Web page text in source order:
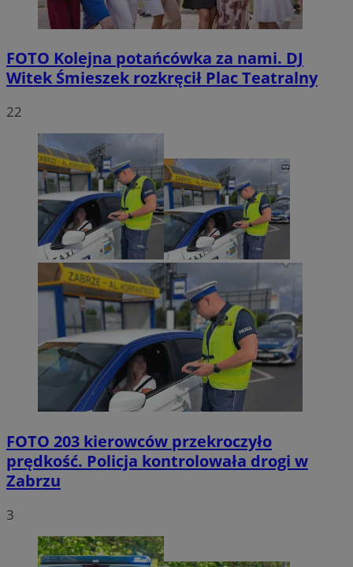
FOTO Kolejna potańcówka za nami. DJ
Witek Śmieszek rozkręcił Plac Teatralny
22
FOTO 203 kierowców przekroczyło
prędkość. Policja kontrolowała drogi w
Zabrzu
3